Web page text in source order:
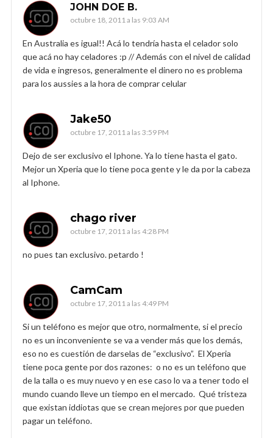
JOHN DOE B.
octubre 18, 2011 a las 9:03 AM
En Australia es igual!! Acá lo tendría hasta el celador solo
que acá no hay celadores :p // Además con el nivel de calidad
de vida e ingresos, generalmente el dinero no es problema
para los aussies a la hora de comprar celular
Jake50
octubre 17, 2011 a las 3:59 PM
Dejo de ser exclusivo el Iphone. Ya lo tiene hasta el gato.
Mejor un Xperia que lo tiene poca gente y le da por la cabeza
al Iphone.
chago river
octubre 17, 2011 a las 4:28 PM
no pues tan exclusivo. petardo !
CamCam
octubre 17, 2011 a las 4:49 PM
Si un teléfono es mejor que otro, normalmente, si el precio
no es un inconveniente se va a vender más que los demás,
eso no es cuestión de darselas de “exclusivo”. El Xperia
tiene poca gente por dos razones: o no es un teléfono que
de la talla o es muy nuevo y en ese caso lo va a tener todo el
mundo cuando lleve un tiempo en el mercado. Qué tristeza
que existan iddiotas que se crean mejores por que pueden
pagar un teléfono.